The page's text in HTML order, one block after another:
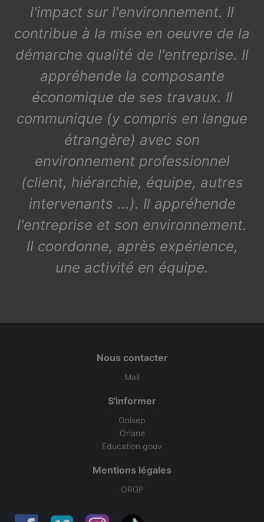
l'impact sur l'environnement. Il
contribue à la mise en oeuvre de la
démarche qualité de l'entreprise. Il
appréhende la composante
économique de ses travaux. Il
communique (y compris en langue
étrangère) avec son
environnement professionnel
(client, hiérarchie, équipe, autres
intervenants ...). Il appréhende
l'entreprise et son environnement.
Il coordonne, après expérience,
une activité en équipe.
Nous contacter
Mail
S'informer
Onisep
Oriane
Education.gouv
Mentions légales
ORGP